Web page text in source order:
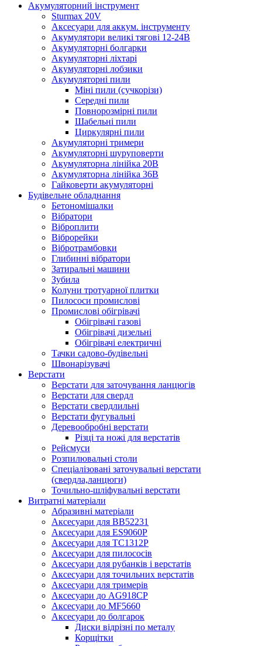
Акумуляторний інструмент
Sturmax 20V
Аксесуари для аккум. інструменту
Акумулятори великі тягові 12-24В
Акумуляторні болгарки
Акумуляторні ліхтарі
Акумуляторні лобзики
Акумуляторні пили
Міні пили (сучкорізи)
Середні пили
Повнорозмірні пили
Шабельні пили
Циркулярні пили
Акумуляторні тримери
Акумуляторні шуруповерти
Акумуляторна лінійка 20В
Акумуляторна лінійка 36В
Гайковерти акумуляторні
Будівельне обладнання
Бетономішалки
Вібратори
Віброплити
Віброрейки
Вібротрамбовки
Глибинні вібратори
Затиральні машини
Зубила
Колуни тротуарної плитки
Пилососи промислові
Промислові обігрівачі
Обігрівачі газові
Обігрівачі дизельні
Обігрівачі електричні
Тачки садово-будівельні
Швонарізувачі
Верстати
Верстати для заточування ланцюгів
Верстати для свердл
Верстати свердлильні
Верстати фугувальні
Деревообробні верстати
Різці та ножі для верстатів
Рейсмуси
Розпилювальні столи
Спеціалізовані заточувальні верстати
(свердла,ланцюги)
Точильно-шліфувальні верстати
Витратні матеріали
Абразивні матеріали
Аксесуари для BB52231
Аксесуари для ES9060P
Аксесуари для TC1312P
Аксесуари для пилососів
Аксесуари для рубанків і верстатів
Аксесуари для точильних верстатів
Аксесуари для тримерів
Аксесуари до AG918CP
Аксесуари до MF5660
Аксесуари до болгарок
Диски відрізні по металу
Корщітки